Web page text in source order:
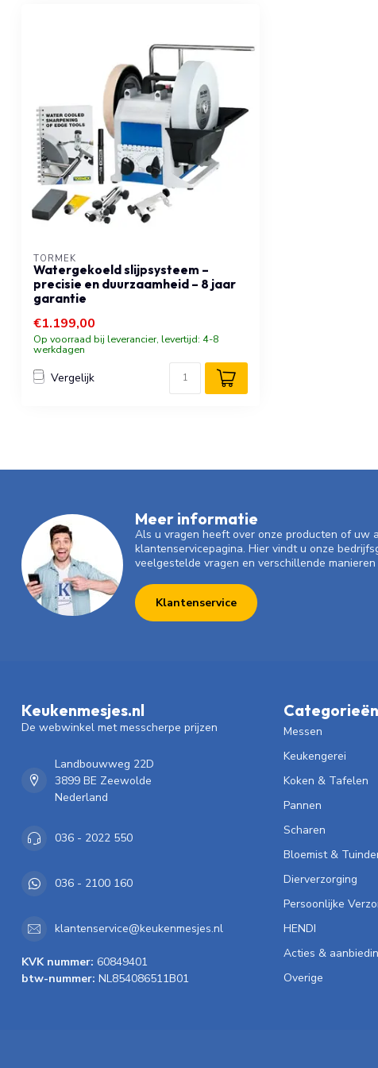
TORMEK
Watergekoeld slijpsysteem –
precisie en duurzaamheid – 8 jaar
garantie
€1.199,00
Op voorraad bij leverancier, levertijd: 4-8
werkdagen
Vergelijk
Meer informatie
Als u vragen heeft over onze producten of uw
klantenservicepagina. Hier vindt u onze
veelgestelde vragen en verschillende
Klantenservice
Keukenmesjes.nl
De webwinkel met messcherpe prijzen
Landbouwweg 22D
3899 BE Zeewolde
Nederland
036 - 2022 550
036 - 2100 160
klantenservice@keukenmesjes.nl
KVK nummer: 60849401
btw-nummer: NL854086511B01
Categorieën
Messen
Keukengerei
Koken & Tafelen
Pannen
Scharen
Bloemist &
Dierverzorging
Persoonlijke
HENDI
Acties &
Overige